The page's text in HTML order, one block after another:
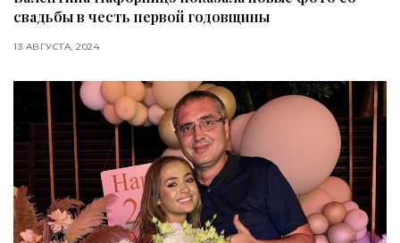
свадьбы в честь первой годовщины
13 АВГУСТА, 2024